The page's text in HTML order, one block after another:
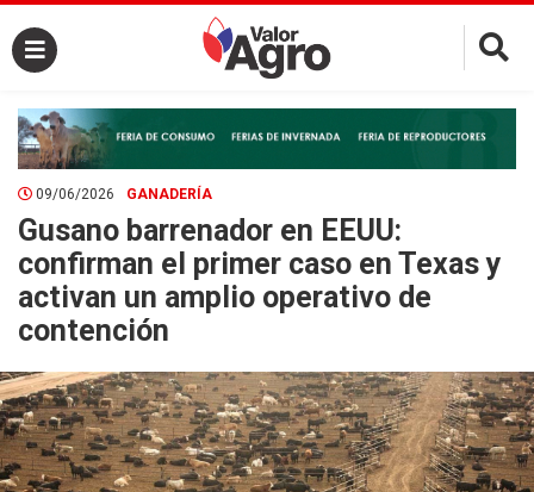
×
09/06/2026 GANADERÍA
Gusano barrenador en EEUU:
confirman el primer caso en Texas y
activan un amplio operativo de
contención